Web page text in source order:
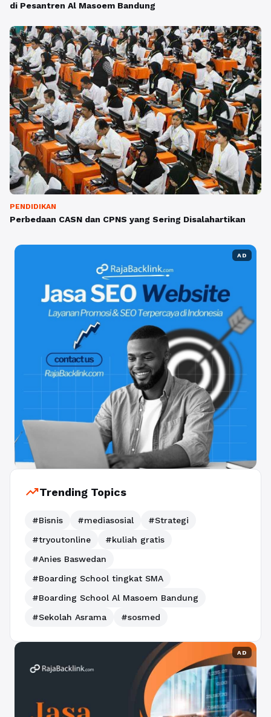
di Pesantren Al Masoem Bandung
PENDIDIKAN
Perbedaan CASN dan CPNS yang Sering Disalahartikan
AD
trending_upTrending Topics
#Bisnis #mediasosial
#Strategi
#tryoutonline
#kuliah gratis
#Anies Baswedan
#Boarding School tingkat SMA
#Boarding School Al Masoem Bandung
#Sekolah Asrama
#sosmed
AD